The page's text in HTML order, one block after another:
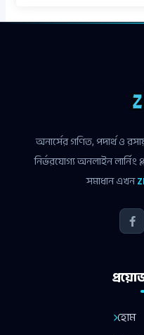
অনার্সের গণিত, পদার্থ ও
নির্ভরযোগ্য অনলাইন লার্নিং
সমাধান এখন
হোম